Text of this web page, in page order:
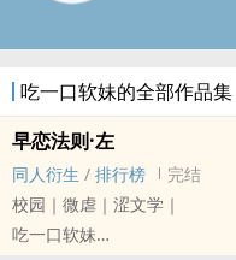
吃一口软妹的全部作品集
早恋法则·左
同人衍生 / 排行榜
完结
校园｜微虐｜涩文学｜
吃一口软妹